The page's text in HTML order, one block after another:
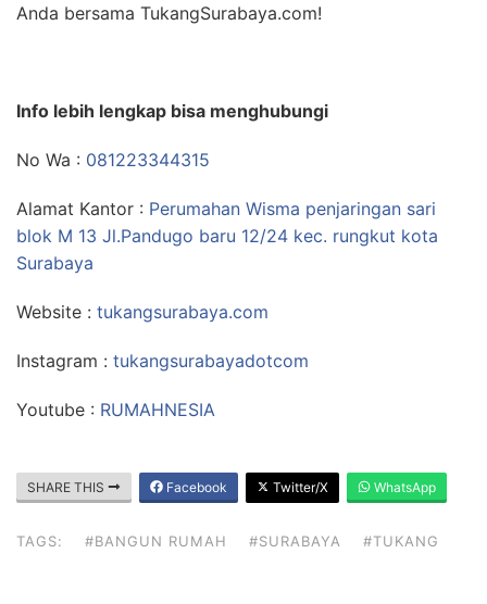
Anda bersama TukangSurabaya.com!
Info lebih lengkap bisa menghubungi
No Wa : 081223344315
Alamat Kantor : Perumahan Wisma penjaringan sari
blok M 13 Jl.Pandugo baru 12/24 kec. rungkut kota
Surabaya
Website : tukangsurabaya.com
Instagram : tukangsurabayadotcom
Youtube : RUMAHNESIA
SHARE THIS Facebook Twitter/X WhatsApp
TAGS: #BANGUN RUMAH #SURABAYA #TUKANG